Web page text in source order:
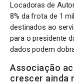
Locadoras de
8% da frota de 1
destinados ao
para o presidente
dados podem
Associação
crescer ainda